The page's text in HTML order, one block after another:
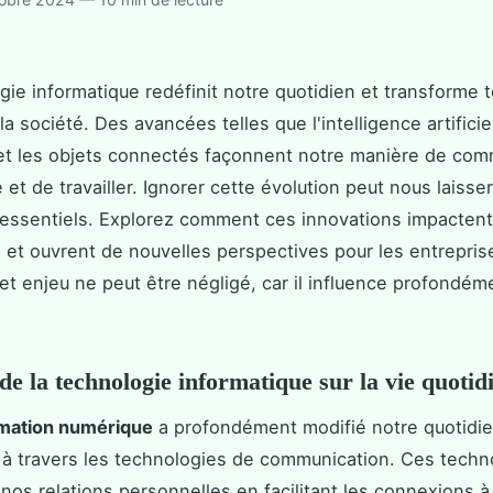
informatique redéfinit notre quotidien et transforme
société. Des avancées telles que l'intelligence
les objets connectés façonnent notre manière de
et de travailler. Ignorer cette évolution peut nous
Explorez comment ces innovations
et ouvrent de nouvelles perspectives pour les
enjeu ne peut être négligé, car il influence
la technologie informatique sur la vie
numérique a profondément modifié notre
travers les technologies de communication. Ces